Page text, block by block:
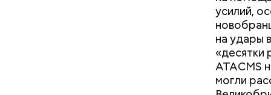
усилий,
на удары
«десятки
ATACMS
могли
— Для
пределах
прим.